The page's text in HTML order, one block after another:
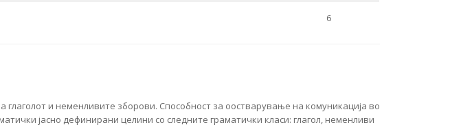
6
и неменливите зборови. Способност за оостварување на комуникација во
јасно дефинирани целини со следните граматички класи: глагол, неменливи